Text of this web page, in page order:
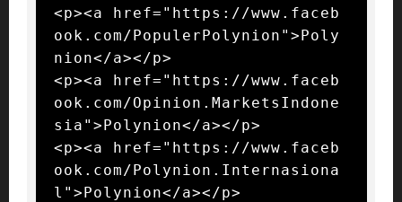
<p><a href="https://www.faceb
ook.com/PopulerPolynion">Poly
nion</a></p>
<p><a href="https://www.faceb
ook.com/Opinion.MarketsIndone
sia">Polynion</a></p>
<p><a href="https://www.faceb
ook.com/Polynion.Internasiona
l">Polynion</a></p>